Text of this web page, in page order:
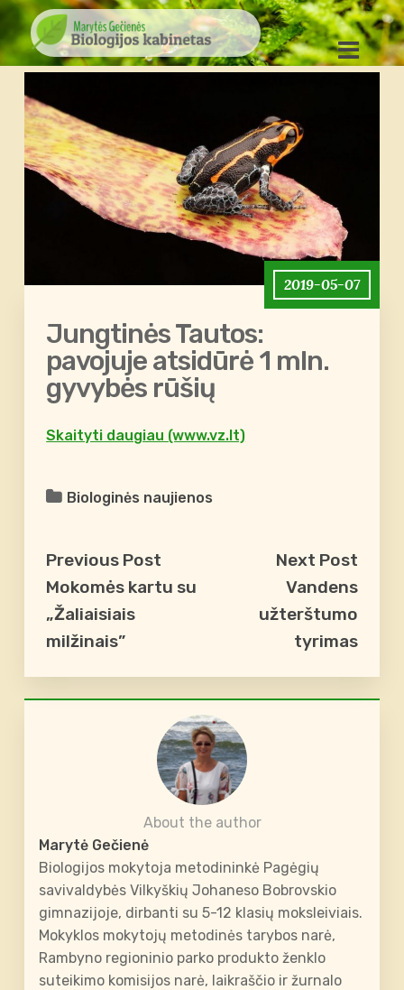
2019-05-07
Jungtinės Tautos:
pavojuje atsidūrė 1 mln.
gyvybės rūšių
Skaityti daugiau (www.vz.lt)
Biologinės naujienos
Previous Post
Mokomės kartu su
„Žaliaisiais
milžinais”
Next Post
Vandens
užterštumo
tyrimas
About the author
Marytė Gečienė
Biologijos mokytoja metodininkė Pagėgių
savivaldybės Vilkyškių Johaneso Bobrovskio
gimnazijoje, dirbanti su 5-12 klasių moksleiviais.
Mokyklos mokytojų metodinės tarybos narė,
Rambyno regioninio parko produkto ženklo
suteikimo komisijos narė, laikraščio ir žurnalo